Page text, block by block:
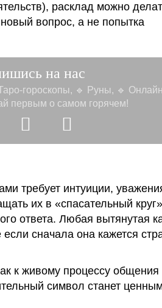
расклад можно
вопрос, а не попытка
на нас
гороскопы, 🔹 Руны, 🔹
первым о самом горячем!
требует интуиции,
их в «спасательный
ответа. Любая вытянутая
сначала она кажется
к живому процессу
символ станет